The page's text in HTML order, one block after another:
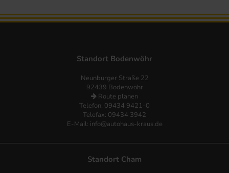
Standort Bodenwöhr
Neunburger Straße 22
92439 Bodenwöhr
Route planen
Telefon: 09434 9421-0
Telefax: 09434 3942
E-Mail: info@autohaus-kraus.de
Standort Cham